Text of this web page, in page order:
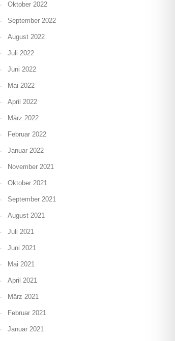
Oktober 2022
September 2022
August 2022
Juli 2022
Juni 2022
Mai 2022
April 2022
März 2022
Februar 2022
Januar 2022
November 2021
Oktober 2021
September 2021
August 2021
Juli 2021
Juni 2021
Mai 2021
April 2021
März 2021
Februar 2021
Januar 2021